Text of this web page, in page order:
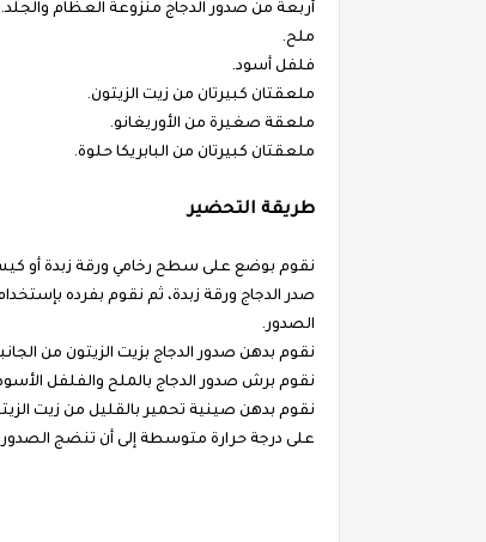
أربعة من صدور الدجاج منزوعة العظام والجلد.
ملح.
فلفل أسود.
ملعقتان كبيرتان من زيت الزيتون.
ملعقة صغيرة من الأوريغانو.
ملعقتان كبيرتان من البابريكا حلوة.
طريقة التحضير
نقوم بوضع على سطح رخامي ورقة زبدة أو
صدر الدجاج ورقة زبدة، ثم نقوم بفرده
الصدور.
نقوم بدهن صدور الدجاج بزيت الزيتون من
نقوم برش صدور الدجاج بالملح والفلفل الأسود
نقوم بدهن صينية تحمير بالقليل من زيت
على درجة حرارة متوسطة إلى أن تنضج